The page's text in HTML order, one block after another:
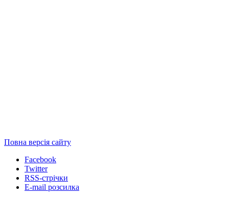
Повна версія сайту
Facebook
Twitter
RSS-стрічки
E-mail розсилка